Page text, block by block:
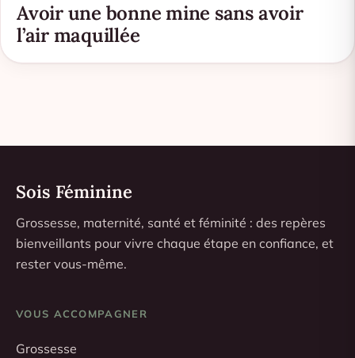
Avoir une bonne mine sans avoir
l’air maquillée
Sois Féminine
Grossesse, maternité, santé et féminité : des repères
bienveillants pour vivre chaque étape en confiance, et
rester vous-même.
VOUS ACCOMPAGNER
Grossesse